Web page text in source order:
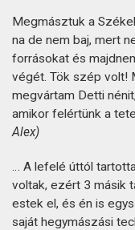
Megmásztuk a
na de nem baj, mert
forrásokat és
végét. Tök szép volt!
megvártam Detti
amikor felértünk a
Alex)
… A lefelé úttól
voltak, ezért 3 másik
estek el, és én is
saját hegymászási